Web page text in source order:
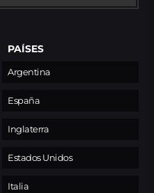
PAÍSES
Argentina
España
Inglaterra
Estados Unidos
Italia